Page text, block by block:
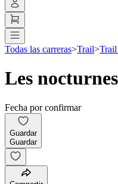
Todas las carreras>Trail>Trail
Les
Fecha por confirmar
Guardar
Guardar